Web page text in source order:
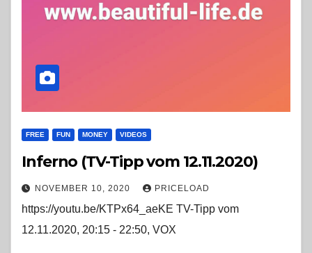
FREE FUN MONEY VIDEOS
Inferno (TV-Tipp vom 12.11.2020)
NOVEMBER 10, 2020 PRICELOAD
https://youtu.be/KTPx64_aeKE TV-Tipp vom
12.11.2020, 20:15 - 22:50, VOX